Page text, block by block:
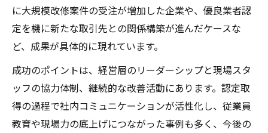
に大規模改修案件の受注が増加した企業や、優良業者認
定を機に新たな取引先との関係構築が進んだケースな
ど、成果が具体的に現れています。
成功のポイントは、経営層のリーダーシップと現場スタ
ッフの協力体制、継続的な改善活動にあります。認定取
得の過程で社内コミュニケーションが活性化し、従業員
教育や現場力の底上げにつながった事例も多く、今後の